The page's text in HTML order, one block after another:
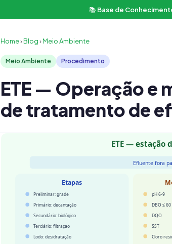
📚Base de
Home›Blog›Meio Ambiente
Meio Ambiente Procedimento
ETE — Operação e
de tratamento de